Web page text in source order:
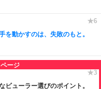
を動かすのは、失敗のもと。
ビューラー選びのポイント。